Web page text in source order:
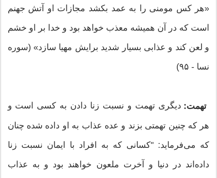
«هر کس مومنی را به عمد بکشد مجازات او آتش جهنم
است که در آن همیشه معذب خواهد بود و خدا بر او خشم
و لعن کند و عذابی بسیار شدید برایش مهیا سازد» (سوره
نسا - ۹۵)
تهمت: دیگری تهمت و نسبت زنا دادن به کسی است و
هر که چنین تهمتی بزند و عده عذاب به او داده شده چنان
که می‌فرماید: "کسانی که به افراد با ایمان نسبت زنا
داده‌اند در دنیا و آخرت ملعون خواهند بود و به عذاب